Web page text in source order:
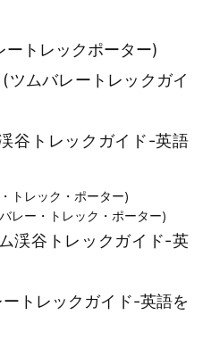
トレックポーター)
ムバレートレックガイ
谷トレックガイド-英語
トレック・ポーター)
レー・トレック・ポーター)
渓谷トレックガイド-英
トレックガイド-英語を